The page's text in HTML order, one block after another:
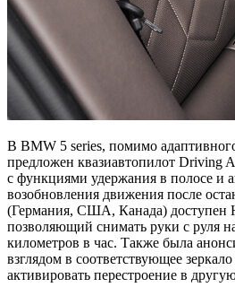
В BMW 5 series, помимо
предложен квазиавтопилот Driving
с функциями удержания в полосе и
возобновления движения после
(Германия, США, Канада) доступен
позволяющий снимать руки с руля
километров в час. Также была
взглядом в соответствующее
активировать перестроение в